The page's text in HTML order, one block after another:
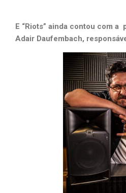
E “Riots” ainda contou com a
Adair Daufembach,